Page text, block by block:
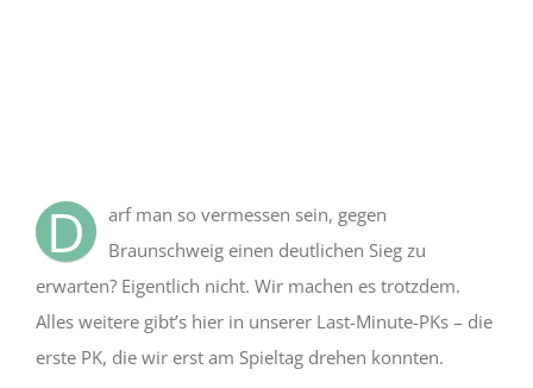
D
arf man so vermessen sein, gegen
Braunschweig einen deutlichen Sieg zu
erwarten? Eigentlich nicht. Wir machen es trotzdem.
Alles weitere gibt’s hier in unserer Last-Minute-PKs – die
erste PK, die wir erst am Spieltag drehen konnten.